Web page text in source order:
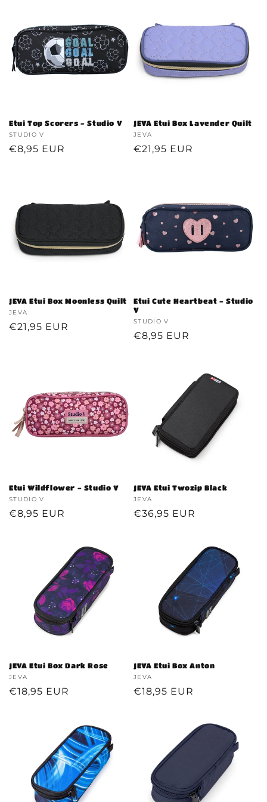
Etui Top Scorers - Studio V
Verkoper:
STUDIO V
Normale
€8,95 EUR
JEVA Etui Box Lavender Quilt
Verkoper:
JEVA
Normale
€21,95 EUR
JEVA Etui Box Moonless Quilt
Verkoper:
JEVA
Normale
€21,95 EUR
Etui Cute Heartbeat - Studio
V
Verkoper:
STUDIO V
Normale
€8,95 EUR
Etui Wildflower - Studio V
Verkoper:
STUDIO V
Normale
€8,95 EUR
JEVA Etui Twozip Black
Verkoper:
JEVA
Normale
€36,95 EUR
JEVA Etui Box Dark Rose
Verkoper:
JEVA
Normale
€18,95 EUR
JEVA Etui Box Anton
Verkoper:
JEVA
Normale
€18,95 EUR